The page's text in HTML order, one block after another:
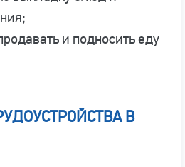
и подносить еду
В